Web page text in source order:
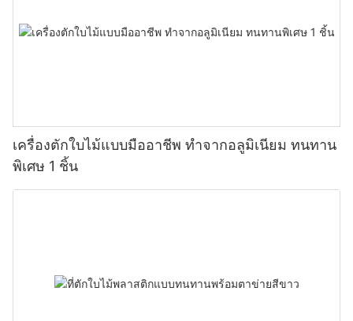
เครื่องตักใบไม้แบบมืออาชีพ ทำจากอลูมิเนียม ทนทาน
พิเศษ 1 ชิ้น